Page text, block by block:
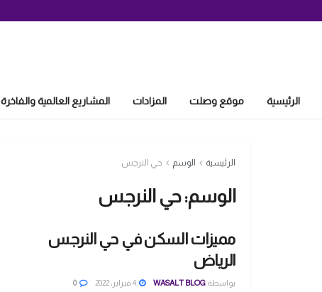
الرئيسية موقع وصلت المزادات المشاريع العالمية والفاخرة
الرئيسية الوسم حي النرجس
الوسم:حي النرجس
مميزات السكن في حي النرجس
الرياض
بواسطة WASALT BLOG
0